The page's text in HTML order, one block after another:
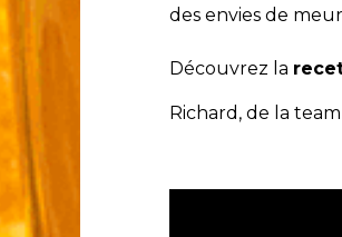
des envies de
Découvrez la
Richard, de la